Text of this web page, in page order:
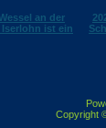
an der
Iserlohn ist ein
Copyright